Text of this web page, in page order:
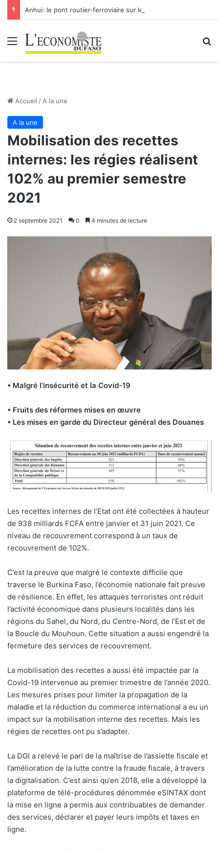
Menu
Accueil / A la une
A la une
Mobilisation des recettes
internes: les régies réalisent
102% au premier semestre
2021
2 septembre 2021 0 4 minutes de lecture
• Malgré l’insécurité et la Covid-19
• Fruits des réformes mises en œuvre
• Les mises en garde du Directeur général des Douanes
Les recettes internes de l’Etat ont été collectées à hauteur
de 938 milliards FCFA entre janvier et 31 juin 2021. Ce
niveau de recouvrement correspond à un taux de
recouvrement de 102%.
C’est la preuve que malgré le contexte difficile que
traverse le Burkina Faso, l’économie nationale fait preuve
de résilience. En effet, les attaques terroristes ont réduit
l’activité économique dans plusieurs localités dans les
régions du Sahel, du Nord, du Centre-Nord, de l’Est et de
la Boucle du Mouhoun. Cette situation a aussi engendré la
fermeture des services de recouvrement.
La mobilisation des recettes a aussi été impactée par la
Covid-19 intervenue au premier trimestre de l’année 2020.
Les mesures prises pour limiter la propagation de la
maladie et la réduction du commerce international a eu un
impact sur la mobilisation interne des recettes. Mais les
régies de recettes ont pu s’adapter.
La DGI a relevé le pari de la maîtrise de l’assiette fiscale et
l’amélioration de la lutte contre la fraude fiscale, à travers
la digitalisation. C’est ainsi qu’en 2018, elle a développé la
plateforme de télé-procédures dénommée eSINTAX dont
la mise en ligne a permis aux contribuables de demander
des services, déclarer et payer leurs impôts et taxes en
ligne.